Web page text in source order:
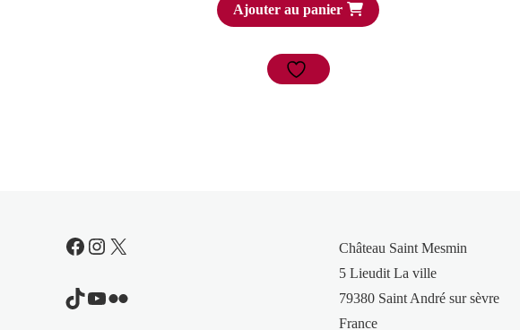
Ajouter au panier
Facebook
Instagram
X
TikTok
YouTube
Flickr
Château Saint Mesmin
5 Lieudit La ville
79380 Saint André sur sèvre
France